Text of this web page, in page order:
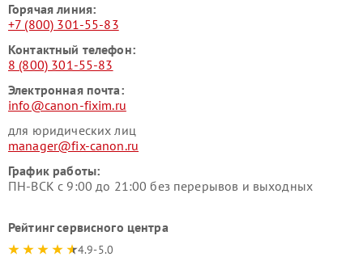
Горячая линия:
+7 (800) 301-55-83
Контактный телефон:
8 (800) 301-55-83
Электронная почта:
info@canon-fixim.ru
для юридических лиц
manager@fix-canon.ru
График работы:
ПН-ВСК с 9:00 до 21:00 без перерывов и выходных
Рейтинг сервисного центра
4.9-5.0